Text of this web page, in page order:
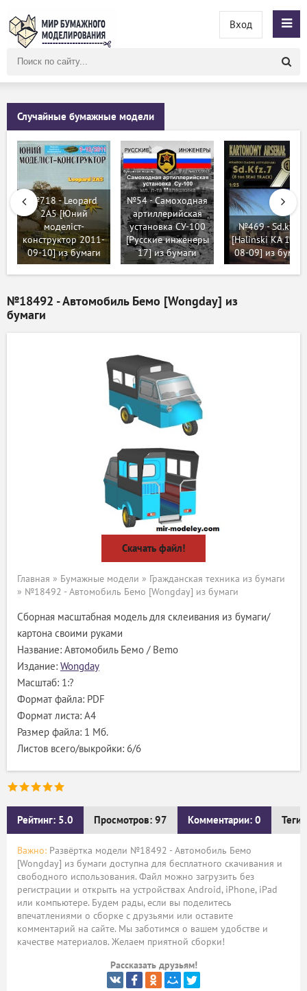
сайту
Вход
Случайные бумажные модели
№718 - Leopard
2A5 [Юний
моделіст-
конструктор 2011-
09-10] из бумаги
№54 - Самоходная
артиллерийская
установка СУ-100
[Русские инженеры
17] из бумаги
№469 - Sd.kfz.7
[Halinski KA
08-09] из бумаги
№18492 - Автомобиль Бемо [Wongday] из
бумаги
Скачать файл!
Главная » Бумажные модели » Гражданская техника из бумаги
» №18492 - Автомобиль Бемо [Wongday] из бумаги
Сборная масштабная модель для склеивания из бумаги/
картона своими руками
Название: Автомобиль Бемо / Bemo
Издание: Wongday
Масштаб: 1:?
Формат файла: PDF
Формат листа: А4
Размер файла: 1 Мб.
Листов всего/выкройки: 6/6
Рейтинг: 5.0 Просмотров: 97 Комментарии: 0 Теги:
Важно: Развёртка модели №18492 - Автомобиль Бемо
[Wongday] из бумаги доступна для бесплатного скачивания и
свободного использования. Файл можно загрузить без
регистрации и открыть на устройствах Android, iPhone, iPad
или компьютере. Будем рады, если вы поделитесь
впечатлениями о сборке с друзьями или оставите
комментарий на сайте. Мы заботимся о вашем удобстве и
качестве материалов. Желаем приятной сборки!
Рассказать друзьям!